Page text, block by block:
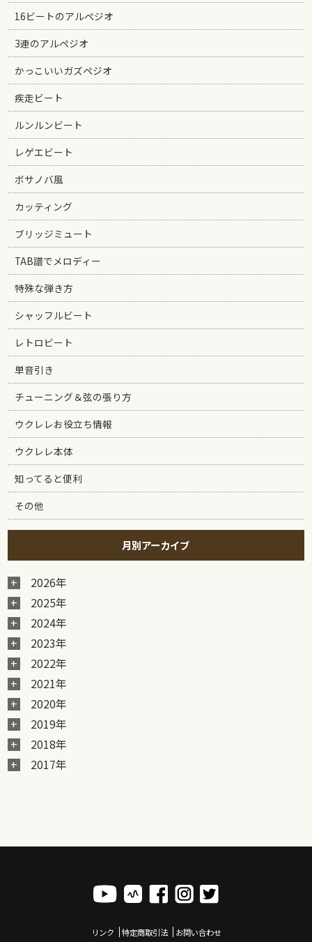
16ビートのアルペジオ
3連のアルペジオ
かっこいいガズペジオ
疾走ビート
ルンルンビート
レゲエビート
ボサノバ風
カッティング
ブリッジミュート
TAB譜でメロディー
特殊な弾き方
シャッフルビート
レトロビート
単音引き
チューニング＆弦の張り方
ウクレレお役立ち情報
ウクレレ本体
知ってると便利
その他
月別アーカイブ
2026年
2025年
2024年
2023年
2022年
2021年
2020年
2019年
2018年
2017年
リンク 特定商取引法 お問い合わせ